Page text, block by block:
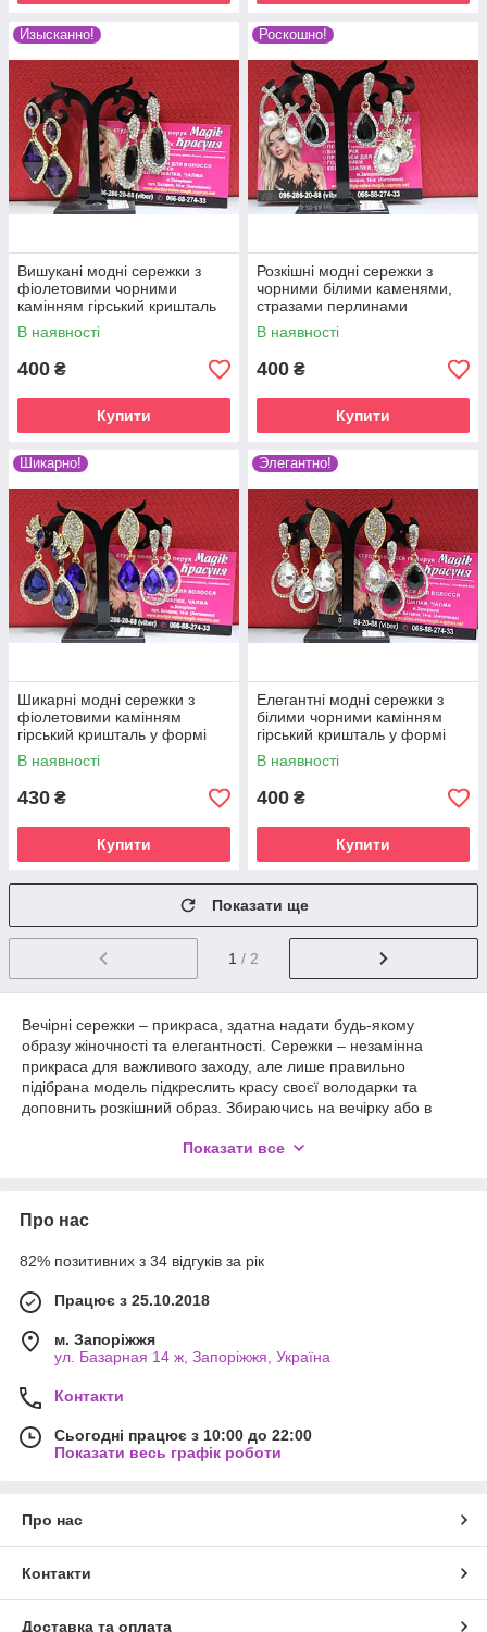
Изысканно!
Вишукані модні сережки з
фіолетовими чорними
камінням гірський кришталь
В наявності
400 ₴
Купити
Роскошно!
Розкішні модні сережки з
чорними білими каменями,
стразами перлинами
В наявності
400 ₴
Купити
Шикарно!
Шикарні модні сережки з
фіолетовими камінням
гірський кришталь у формі
крапельки
В наявності
430 ₴
Купити
Элегантно!
Елегантні модні сережки з
білими чорними камінням
гірський кришталь у формі
крапельки
В наявності
400 ₴
Купити
Показати ще
1 / 2
Вечірні сережки – прикраса, здатна надати будь-якому
образу жіночності та елегантності. Сережки – незамінна
прикраса для важливого заходу, але лише правильно
підібрана модель підкреслить красу своєї володарки та
доповнить розкішний образ. Збираючись на вечірку або в
Жіночі сережки не тільки створені для прикраси. Їхні функції
Служать унікальними деталями стилю, підкреслюючи
вишуканий і витончений стиль їхньої власниці.
Показати все
Про нас
82% позитивних з 34 відгуків за рік
Працює з 25.10.2018
м. Запоріжжя
ул. Базарная 14 ж, Запоріжжя, Україна
Контакти
Сьогодні працює з 10:00 до 22:00
Показати весь графік роботи
Про нас
Контакти
Доставка та оплата